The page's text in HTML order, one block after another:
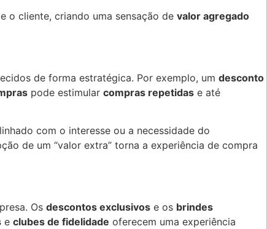
o cliente, criando uma sensação de valor agregado
de forma estratégica. Por exemplo, um desconto
pode estimular compras repetidas e até
com o interesse ou a necessidade do
de um “valor extra” torna a experiência de compra
Os descontos exclusivos e os brindes
e clubes de fidelidade oferecem uma experiência